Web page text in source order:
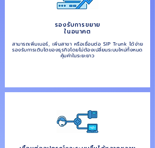
รองรับการขยาย
ในอนาคต
สามารถเพิ่มเบอร์, เพิ่มสาขา หรือเชื่อมต่อ SIP Trunk ได้ง่าย
รองรับการเติบโตของธุรกิจโดยไม่ต้องเปลี่ยนระบบใหม่ทั้งหมด
คุ้มค่าในระยะยาว